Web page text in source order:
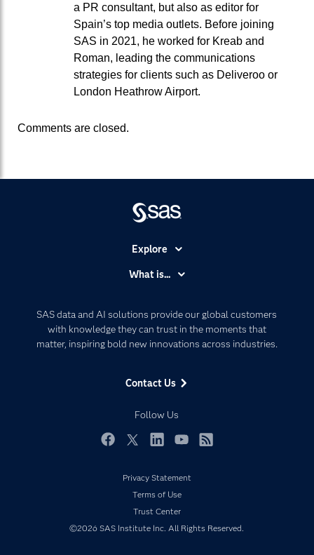
a PR consultant, but also as editor for
Spain’s top media outlets. Before joining
SAS in 2021, he worked for Kreab and
Roman, leading the communications
strategies for clients such as Deliveroo or
London Heathrow Airport.
Comments are closed.
SAS data and AI solutions provide our global customers
with knowledge they can trust in the moments that
matter, inspiring bold new innovations across industries.
Contact Us
Follow Us
Explore
Communities
Company
Developers
Events
My SAS
Newsroom
Products
What is...
Artificial Intelligence
Data Management
Privacy Statement
Terms of Use
Trust Center
©2026 SAS Institute Inc. All Rights Reserved.